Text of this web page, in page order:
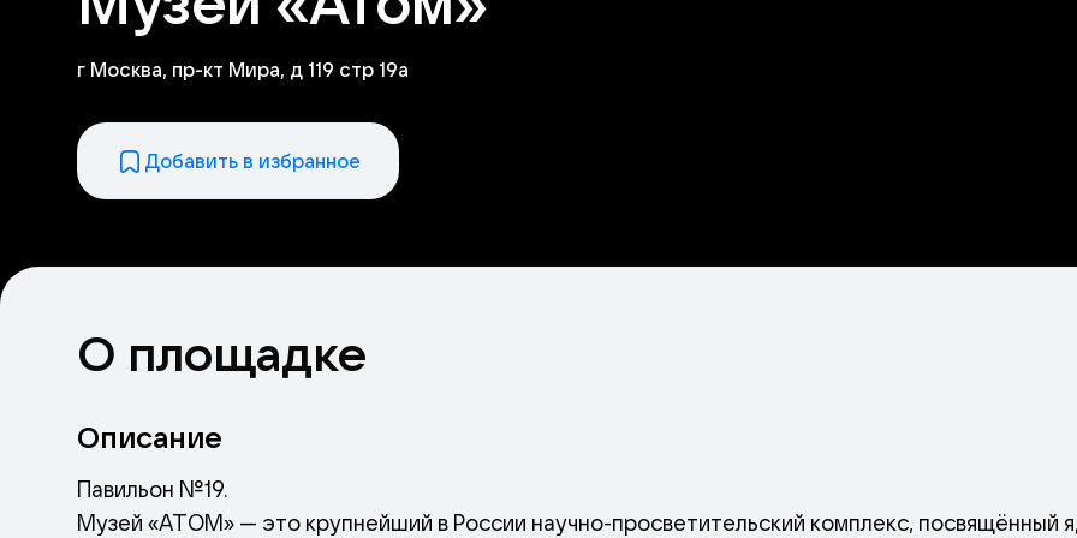
г Москва, пр-кт Мира, д 119 стр 19а
Добавить в избранное
О площадке
Описание
Павильон №19.
Музей «АТОМ» — это крупнейший в России научно-просветительский комплекс, посвящённый